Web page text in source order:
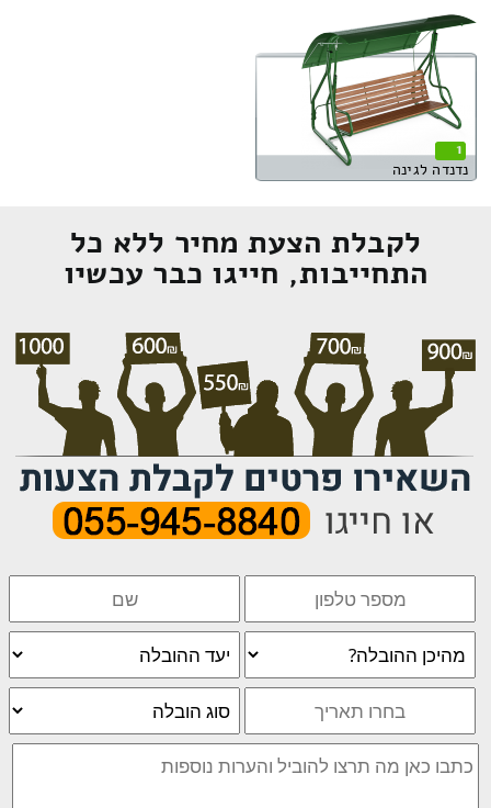
1
נדנדה לגינה
לקבלת הצעת מחיר ללא כל
התחייבות, חייגו כבר עכשיו